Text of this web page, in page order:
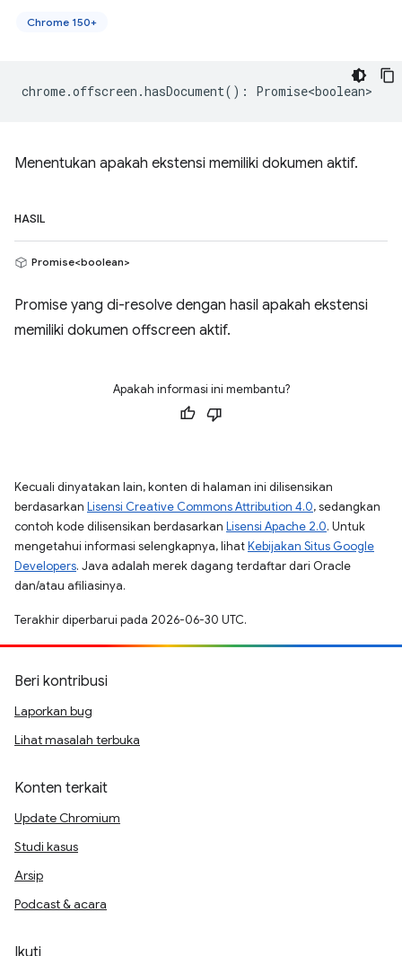
Chrome 150+
chrome.offscreen .hasDocument() : Promise<boolean>
Menentukan apakah ekstensi memiliki dokumen aktif.
HASIL
Promise<boolean>
Promise yang di-resolve dengan hasil apakah ekstensi
memiliki dokumen offscreen aktif.
Apakah informasi ini membantu?
Kecuali dinyatakan lain, konten di halaman ini dilisensikan
berdasarkan Lisensi Creative Commons Attribution 4.0, sedangkan
contoh kode dilisensikan berdasarkan Lisensi Apache 2.0. Untuk
mengetahui informasi selengkapnya, lihatKebijakan Situs Google
Developers. Java adalah merek dagang terdaftar dari Oracle
dan/atau afiliasinya.
Terakhir diperbarui pada 2026-06-30 UTC.
Beri kontribusi
Laporkan bug
Lihat masalah terbuka
Konten terkait
Update Chromium
Studi kasus
Arsip
Podcast & acara
Ikuti